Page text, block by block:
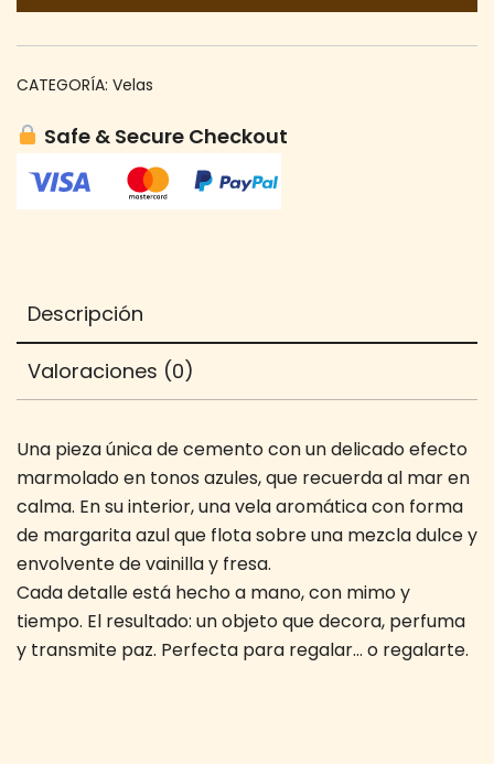
CATEGORÍA: Velas
Safe & Secure Checkout
Descripción
Valoraciones (0)
Una pieza única de cemento con un delicado efecto
marmolado en tonos azules, que recuerda al mar en
calma. En su interior, una vela aromática con forma
de margarita azul que flota sobre una mezcla dulce y
envolvente de vainilla y fresa.
Cada detalle está hecho a mano, con mimo y
tiempo. El resultado: un objeto que decora, perfuma
y transmite paz. Perfecta para regalar… o regalarte.